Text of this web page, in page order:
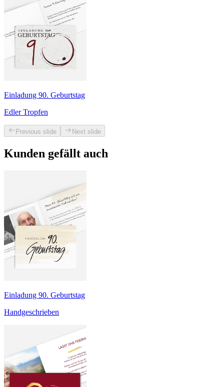
Einladung 90. Geburtstag
Edler Tropfen
Previous slide Next slide
Kunden gefällt auch
Einladung 90. Geburtstag
Handgeschrieben